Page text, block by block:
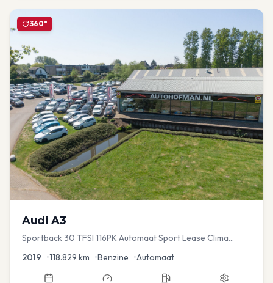
360°
Audi A3
Sportback 30 TFSI 116PK Automaat Sport Lease Clima
2019 •118.829 km •Benzine •Automaat